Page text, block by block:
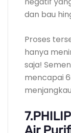
Air
Harga: Rp
berukuran